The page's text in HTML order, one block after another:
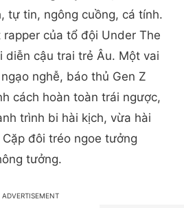
tự tin, ngông cuồng, cá tính.
rapper của tổ đội Under The
diễn cậu trai trẻ Âu. Một vai
nghễ, báo thủ Gen Z
cách hoàn toàn trái ngược,
trình bi hài kịch, vừa hài
đôi tréo ngoe tưởng
tưởng.